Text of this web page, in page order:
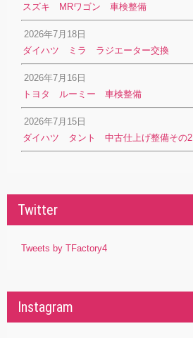
スズキ MRワゴン 車検整備
2026年7月18日
ダイハツ ミラ ラジエーター交換
2026年7月16日
トヨタ ルーミー 車検整備
2026年7月15日
ダイハツ タント 中古仕上げ整備その2
Twitter
Tweets by TFactory4
Instagram